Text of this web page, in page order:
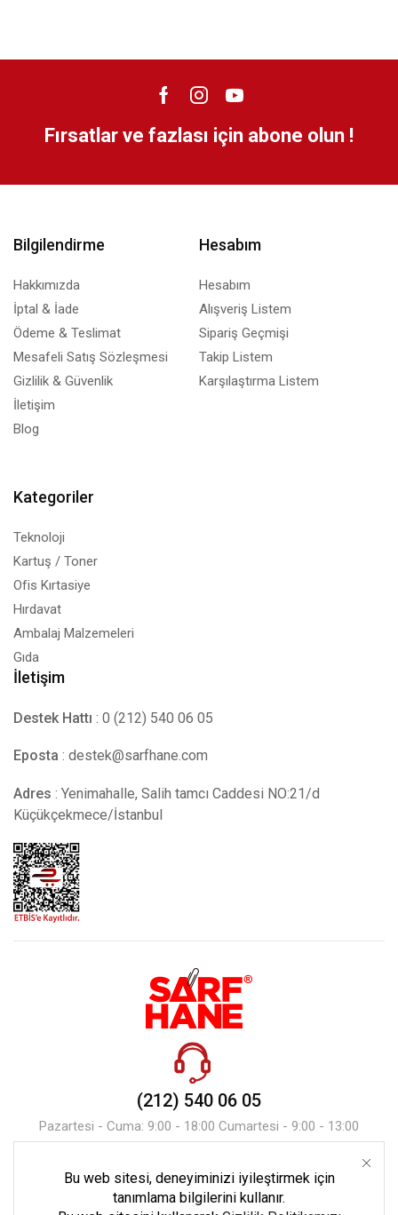
Fırsatlar ve fazlası için abone olun !
Bilgilendirme
Hakkımızda
İptal & İade
Ödeme & Teslimat
Mesafeli Satış Sözleşmesi
Gizlilik & Güvenlik
İletişim
Blog
Hesabım
Hesabım
Alışveriş Listem
Sipariş Geçmişi
Takip Listem
Karşılaştırma Listem
Kategoriler
Teknoloji
Kartuş / Toner
Ofis Kırtasiye
Hırdavat
Ambalaj Malzemeleri
Gıda
İletişim
Destek Hattı : 0 (212) 540 06 05
Eposta : destek@sarfhane.com
Adres : Yenimahalle, Salih tamcı Caddesi NO:21/d
Küçükçekmece/İstanbul
(212) 540 06 05
Pazartesi - Cuma: 9:00 - 18:00 Cumartesi - 9:00 - 13:00
Mesaj Gönder
Bu web sitesi, deneyiminizi iyileştirmek için
tanımlama bilgilerini kullanır.